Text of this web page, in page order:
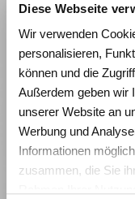
Diese Webseite
Wir verwenden
personalisieren,
können und die
Außerdem geben wir
unserer Website an
Werbung und
Informationen
zusammen, die Sie
CELL WC-
Wie
Lernen
Erleben Sie
Simulationen
Impulse für
Lernräume.